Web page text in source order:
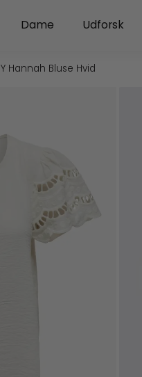
Open Herre
Dame Open Dame
Udforsk
Hannah Bluse Hvid